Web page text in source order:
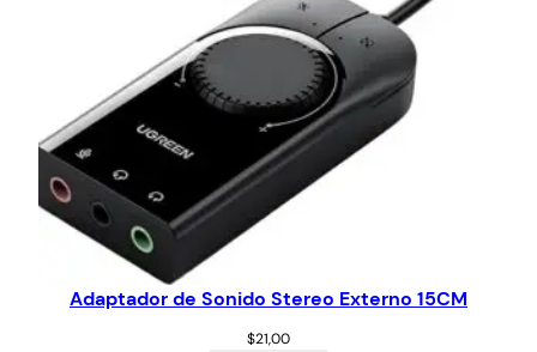
Adaptador de Sonido Stereo Externo 15CM
$21,00